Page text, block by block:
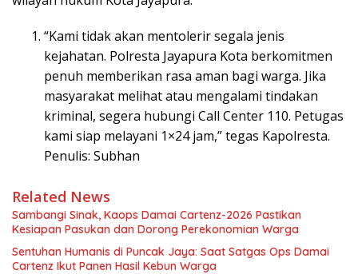
“Kami tidak akan mentolerir segala jenis
kejahatan. Polresta Jayapura Kota berkomitmen
penuh memberikan rasa aman bagi warga. Jika
masyarakat melihat atau mengalami tindakan
kriminal, segera hubungi Call Center 110. Petugas
kami siap melayani 1×24 jam,” tegas Kapolresta.
Penulis: Subhan
Related News
Sambangi Sinak, Kaops Damai Cartenz-2026 Pastikan
Kesiapan Pasukan dan Dorong Perekonomian Warga
Sentuhan Humanis di Puncak Jaya: Saat Satgas Ops Damai
Cartenz Ikut Panen Hasil Kebun Warga